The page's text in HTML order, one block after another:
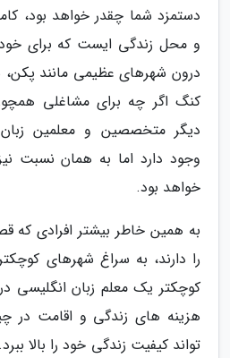
دستمزد شما چقدر خواهد بود،
و محل زندگی ایست که برای
درون شهرهای عظیمی مانند
کنگ اگر چه برای مشاغلی
دیگر متخصصین و معلمین زبان
وجود دارد اما به همان نسبت
خواهد بود.
به همین خاطر بیشتر افرادی که
را دارند، به سراغ شهرهای
کوچکتر یک معلم زبان انگلیسی
هزینه های زندگی و اقامت
تواند کیفیت زندگی خود را بالا